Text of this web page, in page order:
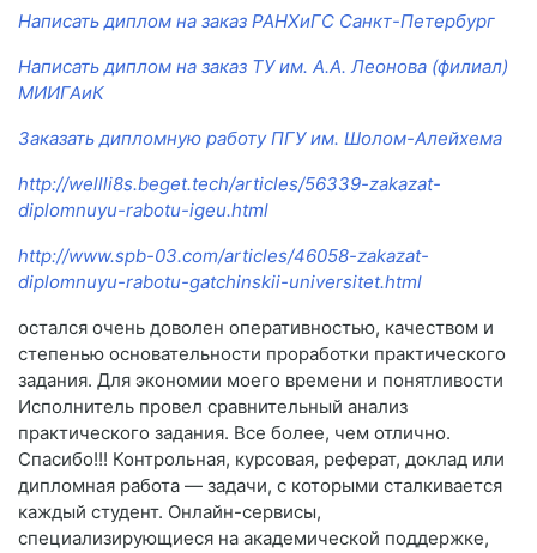
Написать диплом на заказ РАНХиГС Санкт-Петербург
Написать диплом на заказ ТУ им. А.А. Леонова (филиал)
МИИГАиК
Заказать дипломную работу ПГУ им. Шолом-Алейхема
http://wellli8s.beget.tech/articles/56339-zakazat-
diplomnuyu-rabotu-igeu.html
http://www.spb-03.com/articles/46058-zakazat-
diplomnuyu-rabotu-gatchinskii-universitet.html
остался очень доволен оперативностью, качеством и
степенью основательности проработки практического
задания. Для экономии моего времени и понятливости
Исполнитель провел сравнительный анализ
практического задания. Все более, чем отлично.
Спасибо!!! Контрольная, курсовая, реферат, доклад или
дипломная работа — задачи, с которыми сталкивается
каждый студент. Онлайн-сервисы,
специализирующиеся на академической поддержке,